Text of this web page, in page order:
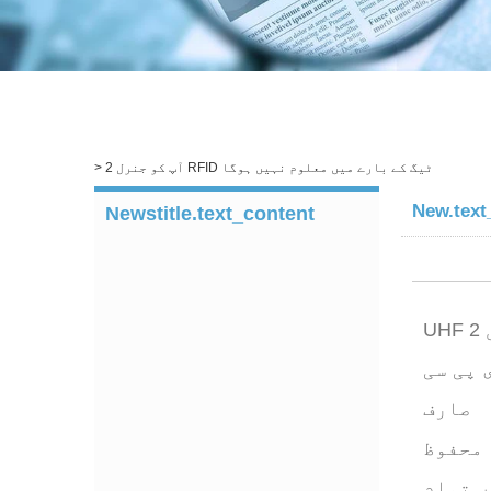
> آپ کو جنرل 2 RFID ٹیگ کے بارے میں معلوم نہیں ہوگا
Newstitle.text_content
پی سی
صارف
محفوظ